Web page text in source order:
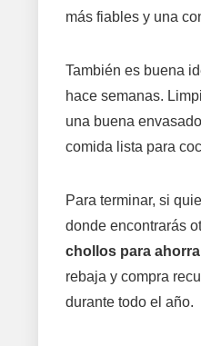
más fiables y una
También es buena
hace semanas.
una buena
comida lista para
Para terminar, si
donde encontrarás
chollos para
rebaja y compra
durante todo el año.